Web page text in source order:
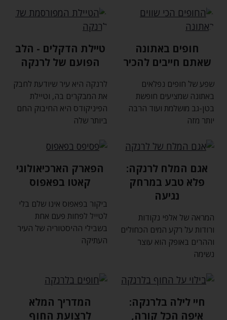
חופים באתונה
שאתם חייבים להכיר
שפע של חופים נפלאים
באתונה שמציעים חופשת
בטן-גב מושלמת ועוד הרבה
יותר מזה
טיילת הדקלים - הלב
הפועם של לרנקה
לרנקה היא עיר שיודעת לחבק
את המבקרים בה‚ וטיילת
הפיניקודס היא החיבוק החם
ביותר שלה
אגם המלח לרנקה:
פלא טבע במרחק
נגיעה
המראה של אלפי נקודות
ורודות על רקע המים הכחולים
וההרים באופק הוא עוצר
נשימה
הפארק הארכיאולוגי
קאטו בפאפוס
ביקור בפאפוס אינו שלם בלי
לטייל לפחות פעם אחת
בשבילי ההיסטוריה של העיר
העתיקה
חיי לילה בלרנקה:
איפה הכל קורה‚
המדריך המלא
לרצועת החוף